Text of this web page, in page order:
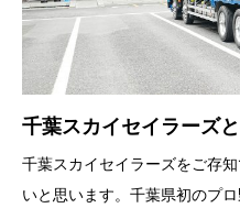
千葉スカイセイラーズ
千葉スカイセイラーズをご存
いと思います。千葉県初のプ